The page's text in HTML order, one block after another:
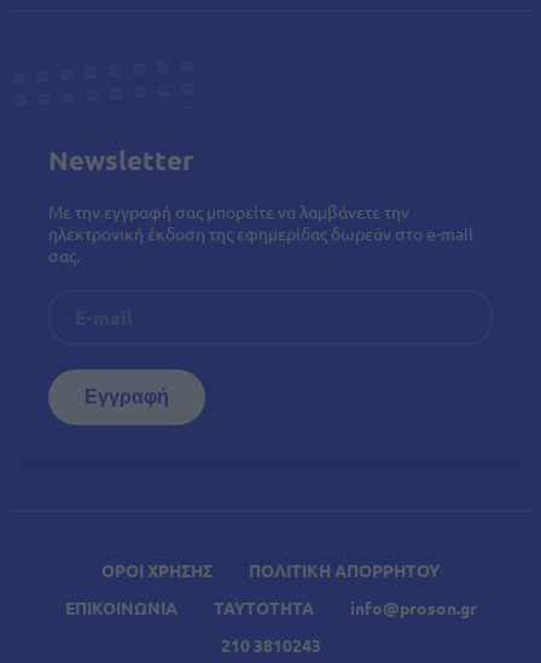
ΟΡΟΙ ΧΡΗΣΗΣ
ΠΟΛΙΤΙΚΗ ΑΠΟΡΡΗΤΟΥ
ΕΠΙΚΟΙΝΩΝΙΑ
ΤΑΥΤΟΤΗΤΑ
info@proson.gr
210 3810243
Newsletter
Με την εγγραφή σας μπορείτε να λαμβάνετε την
ηλεκτρονική έκδοση της εφημερίδας δωρεάν στο e-mail
σας.